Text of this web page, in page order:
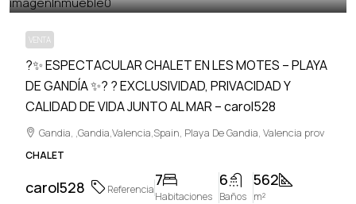
VENTA
?✨ ESPECTACULAR CHALET EN LES MOTES – PLAYA
DE GANDÍA ✨? ? EXCLUSIVIDAD, PRIVACIDAD Y
CALIDAD DE VIDA JUNTO AL MAR – carol528
Gandia, ,Gandia,Valencia,Spain, Playa De Gandia, Valencia prov
CHALET
carol528 Referencia
7
Habitaciones
6
Baños
562
m²